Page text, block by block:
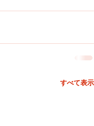
すべて表示